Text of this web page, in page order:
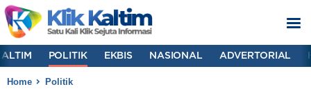
POLITIK EKBIS NASIONAL ADVERTORIAL
Home Politik